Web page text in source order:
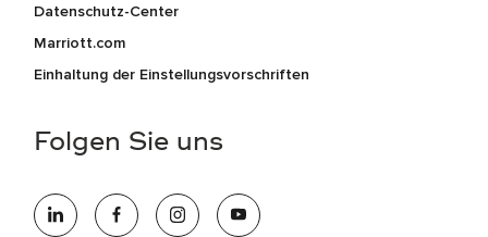
Datenschutz-Center
Marriott.com
Einhaltung der Einstellungsvorschriften
Folgen Sie uns